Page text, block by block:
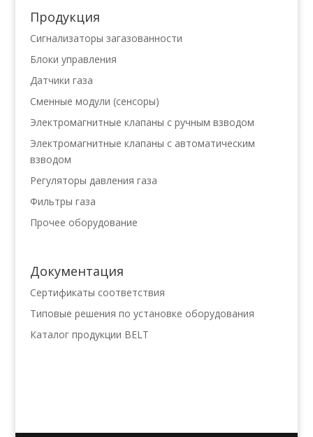
Продукция
Сигнализаторы загазованности
Блоки управления
Датчики газа
Сменные модули (сенсоры)
Электромагнитные клапаны с ручным взводом
Электромагнитные клапаны с автоматическим
взводом
Регуляторы давления газа
Фильтры газа
Прочее оборудование
Документация
Сертификаты соответствия
Типовые решения по установке оборудования
Каталог продукции BELT